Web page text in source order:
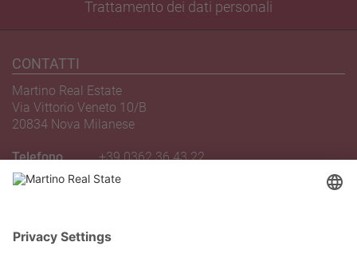
Trattamento dei dati personali
CONTATTI
Martino Real Estate
Via Vittorio Veneto 10/B
20834 Nova Milanese
Telefono
+39 0362 36 43 22
Email
novamilanese@martinoagency.it
INDICAZIONI STRADALI